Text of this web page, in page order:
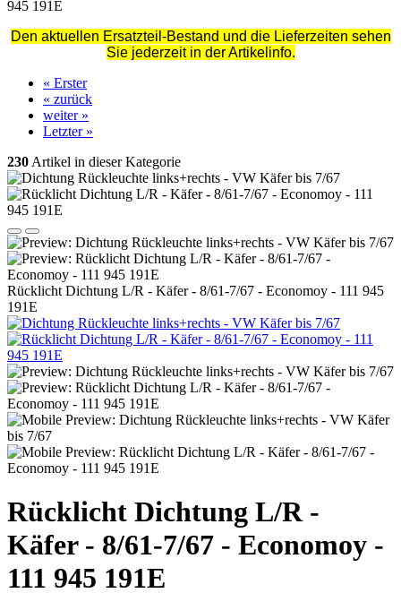
945 191E
Den aktuellen Ersatzteil-Bestand und die Lieferzeiten sehen
Sie jederzeit in der Artikelinfo.
« Erster
« zurück
weiter »
Letzter »
230 Artikel in dieser Kategorie
Rücklicht Dichtung L/R - Käfer - 8/61-7/67 - Economoy - 111 945
191E
Rücklicht Dichtung L/R -
Käfer - 8/61-7/67 - Economoy -
111 945 191E